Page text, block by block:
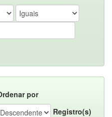
por
Registro(s)